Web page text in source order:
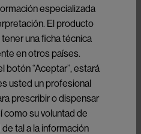
por la rápida aparición
con halo eritematoso tras la
o pasiva (baño
Desaparece en 30-60
corporal, y responde
especializada
El producto
una ficha técnica
en otros países.
botón “Aceptar”, estará
usted un profesional
prescribir o dispensar
como su voluntad de
tal a la información